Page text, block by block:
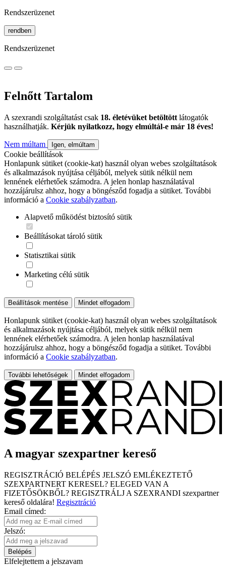
Rendszerüzenet
rendben
Rendszerüzenet
Felnőtt Tartalom
A szexrandi szolgáltatást csak 18. életévüket betöltött látogatók
használhatják. Kérjük nyilatkozz, hogy elmúltál-e már 18 éves!
Nem múltam Igen, elmúltam
Cookie beállítások
Honlapunk sütiket (cookie-kat) használ olyan webes szolgáltatások
és alkalmazások nyújtása céljából, melyek sütik nélkül nem
lennének elérhetőek számodra. A jelen honlap használatával
hozzájárulsz ahhoz, hogy a böngésződ fogadja a sütiket. További
információ a Cookie szabályzatban.
Alapvető működést biztosító sütik
Beállításokat tároló sütik
Statisztikai sütik
Marketing célú sütik
Beállítások mentése Mindet elfogadom
Honlapunk sütiket (cookie-kat) használ olyan webes szolgáltatások
és alkalmazások nyújtása céljából, melyek sütik nélkül nem
lennének elérhetőek számodra. A jelen honlap használatával
hozzájárulsz ahhoz, hogy a böngésződ fogadja a sütiket. További
információ a Cookie szabályzatban.
További lehetőségek Mindet elfogadom
A magyar szexpartner kereső
REGISZTRÁCIÓ BELÉPÉS JELSZÓ EMLÉKEZTETŐ
SZEXPARTNERT KERESEL? ELEGED VAN A
FIZETŐSÖKBŐL? REGISZTRÁLJ A SZEXRANDI szexpartner
kereső oldalára! Regisztráció
Email címed:
Jelszó:
Belépés
Elfelejtettem a jelszavam